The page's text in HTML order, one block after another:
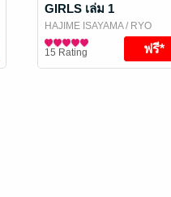
GIRLS เล่ม 1
HAJIME ISAYAMA / RYO
SUZUKAZE / SATOSHI SHIKI
Vibulkij Publishing
การ์ตูนทั่วไป
15 Rating